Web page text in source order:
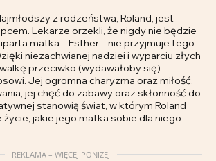
z rodzeństwa, Roland, jest
Lekarze orzekli, że nigdy nie będzie
matka – Esther – nie przyjmuje tego
niezachwianej nadziei i wyparciu złych
przeciwko (wydawałoby się)
Jej ogromna charyzma oraz miłość,
jej chęć do zabawy oraz skłonność do
stanowią świat, w którym Roland
jakie jego matka sobie dla niego
REKLAMA – WIĘCEJ PONIŻEJ